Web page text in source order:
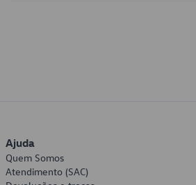
Ajuda
Quem Somos
Atendimento (SAC)